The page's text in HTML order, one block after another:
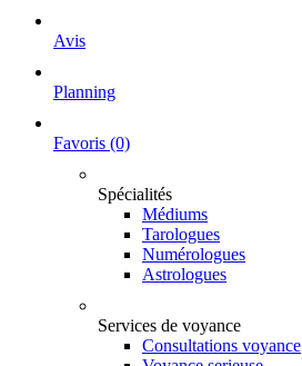
Avis
Planning
Favoris (0)
Spécialités
Médiums
Tarologues
Numérologues
Astrologues
Services de voyance
Consultations voyance